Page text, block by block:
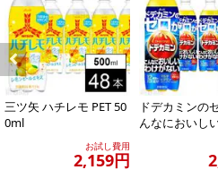
※dショッピングサンプル百貨店よ
だいた後のご感想をいただくことを
禁じます。
転売等、目的以外での利用が確認さ
止させていただきます。
発送日カレンダー
Previous
三ツ矢 ハチレモ PET 50
0ml
お試し費用
2,159円
ドデカミンの
んなにおいし